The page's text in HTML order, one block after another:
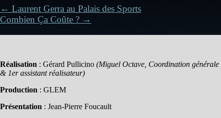
← Laurent Gerra au Palais des Sports
Combien Ça Coûte ? →
Réalisation : Gérard Pullicino (Miguel Octave, Coordination générale
& 1er assistant réalisateur)
Production : GLEM
Présentation : Jean-Pierre Foucault